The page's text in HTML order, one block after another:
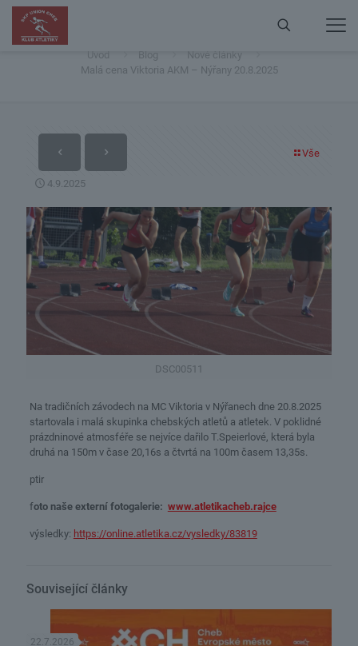
Malá cena Viktoria AKM – Nýřany 20.8.2025
Úvod Blog
Nové články
Malá cena Viktoria AKM – Nýřany 20.8.2025
Vše
4.9.2025
DSC00511
Na tradičních závodech na MC Viktoria v Nýřanech dne 20.8.2025
startovala i malá skupinka chebských atletů a atletek. V poklidné
prázdninové atmosféře se nejvíce dařilo T.Speierlové, která byla
druhá na 150m v čase 20,16s a čtvrtá na 100m časem 13,35s.
ptir
foto naše externí fotogalerie: www.atletikacheb.rajce
výsledky: https://online.atletika.cz/vysledky/83819
Související články
22.7.2026